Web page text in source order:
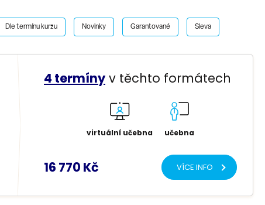
Dle termínu kurzu Novinky Garantované Sleva
4 termíny v těchto formátech
virtuální učebna učebna
16 770 Kč VÍCE INFO